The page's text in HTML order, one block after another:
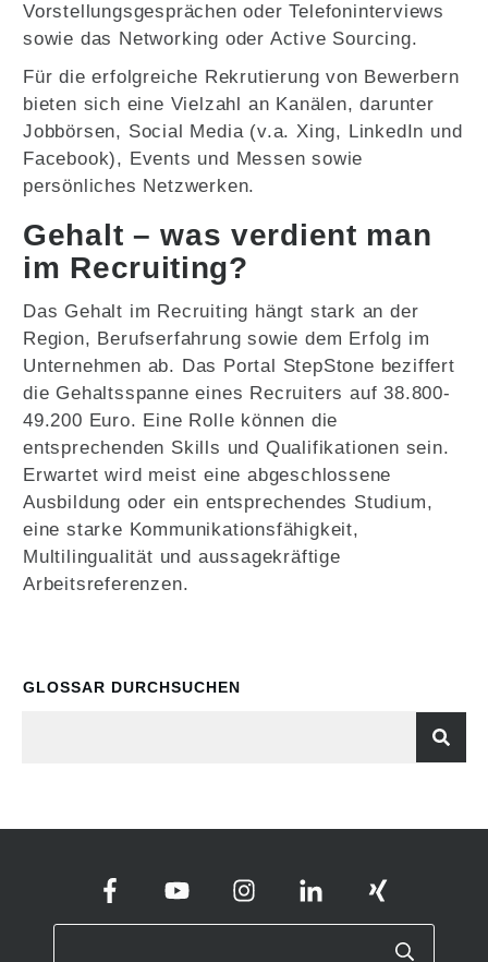
Vorstellungsgesprächen oder Telefoninterviews
sowie das Networking oder Active Sourcing.
Für die erfolgreiche Rekrutierung von Bewerbern
bieten sich eine Vielzahl an Kanälen, darunter
Jobbörsen, Social Media (v.a. Xing, LinkedIn und
Facebook), Events und Messen sowie
persönliches Netzwerken.
Gehalt – was verdient man
im Recruiting?
Das Gehalt im Recruiting hängt stark an der
Region, Berufserfahrung sowie dem Erfolg im
Unternehmen ab. Das Portal StepStone beziffert
die Gehaltsspanne eines Recruiters auf 38.800-
49.200 Euro. Eine Rolle können die
entsprechenden Skills und Qualifikationen sein.
Erwartet wird meist eine abgeschlossene
Ausbildung oder ein entsprechendes Studium,
eine starke Kommunikationsfähigkeit,
Multilingualität und aussagekräftige
Arbeitsreferenzen.
GLOSSAR DURCHSUCHEN